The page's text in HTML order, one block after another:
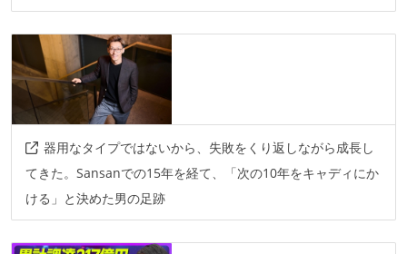
器用なタイプではないから、失敗をくり返しながら成長し
てきた。Sansanでの15年を経て、「次の10年をキャディにか
ける」と決めた男の足跡